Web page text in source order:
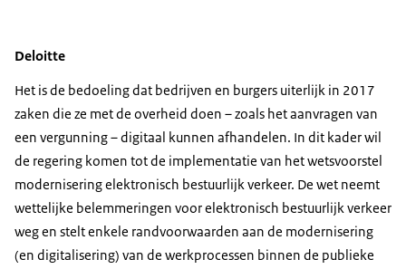
Deloitte
Het is de bedoeling dat bedrijven en burgers uiterlijk in 2017
zaken die ze met de overheid doen – zoals het aanvragen van
een vergunning – digitaal kunnen afhandelen. In dit kader wil
de regering komen tot de implementatie van het wetsvoorstel
modernisering elektronisch bestuurlijk verkeer. De wet neemt
wettelijke belemmeringen voor elektronisch bestuurlijk verkeer
weg en stelt enkele randvoorwaarden aan de modernisering
(en digitalisering) van de werkprocessen binnen de publieke